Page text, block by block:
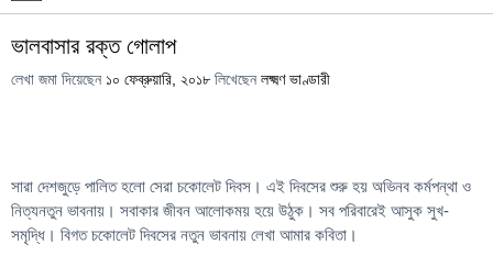
ভালবাসার রক্ত গোলাপ
লেখা জমা দিয়েছেন ১০ ফেব্রুয়ারি, ২০১৮লিখেছেন লক্ষ্মণ ভাণ্ডারী
সারা দেশজুড়ে পালিত হলো সেরা চকোলেট দিবস। এই দিবসের শুরু হয় অভিনব কর্মপন্থা ও
নিত্যনতুন ভাবনায়। সবাকার জীবন আলোকময় হয়ে উঠুক। সব পরিবারেই আসুক সুখ-
সমৃদ্ধি। বিগত চকোলেট দিবসের নতুন ভাবনায় লেখা আমার কবিতা।